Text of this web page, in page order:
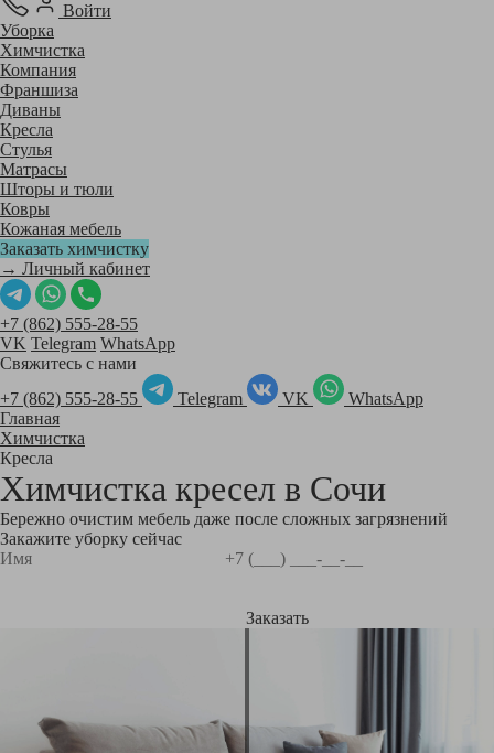
Войти
Уборка
Химчистка
Компания
Франшиза
Диваны
Кресла
Стулья
Матрасы
Шторы и тюли
Ковры
Кожаная мебель
Заказать химчистку
→ Личный кабинет
+7 (862) 555-28-55
VK Telegram WhatsApp
Свяжитесь с нами
+7 (862) 555-28-55
Telegram VK
WhatsApp
Главная
Химчистка
Кресла
Химчистка кресел в Сочи
Бережно очистим мебель даже после сложных загрязнений
Закажите уборку сейчас
Заказать